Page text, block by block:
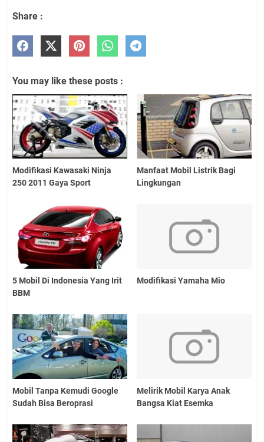
Share :
You may like these posts :
Modifikasi Kawasaki Ninja
250 2011 Gaya Sport
Manfaat Mobil Listrik Bagi
Lingkungan
5 Mobil Di Indonesia Yang Irit
BBM
Modifikasi Yamaha Mio
Mobil Tanpa Kemudi Google
Sudah Bisa Beroprasi
Melirik Mobil Karya Anak
Bangsa Kiat Esemka